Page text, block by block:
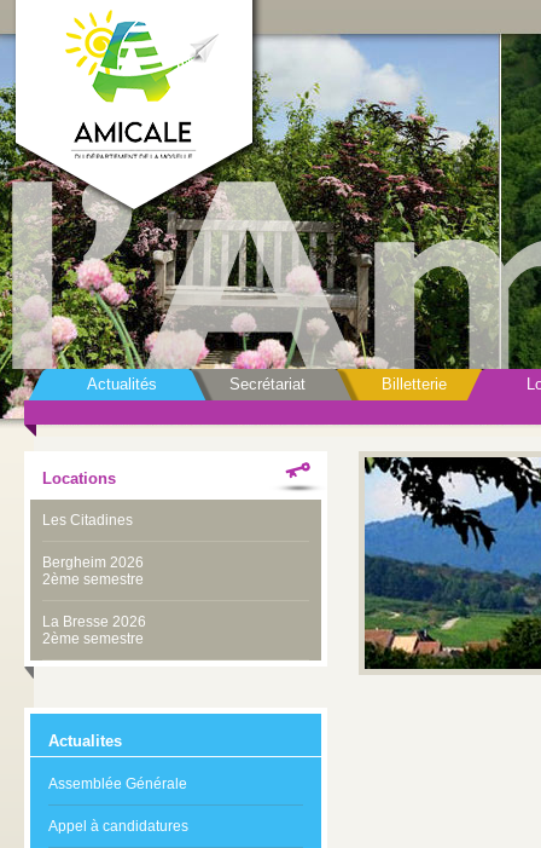
Actualités Secrétariat Billetterie
Locations
Les Citadines
Bergheim 2026
2ème semestre
La Bresse 2026
2ème semestre
Actualites
Assemblée Générale
Appel à candidatures